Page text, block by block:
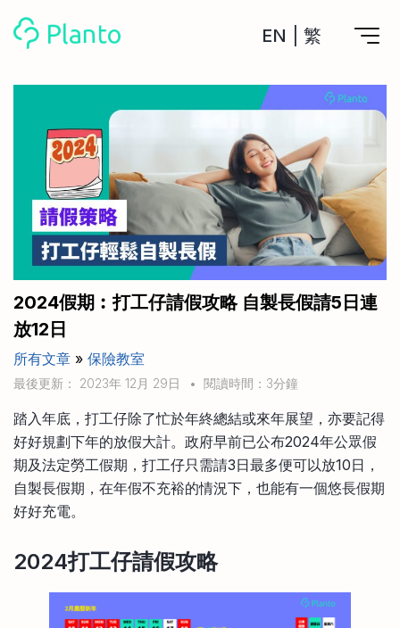
EN 繁
計劃買樓
計劃買樓第一步
全功能記賬
管理及分析所有戶口
管理MPF戶口
一次過管理所有強積金戶口
申請清卡數/私人貸款
CreFIT x Planto推廣優惠
私人貸款
年利率/APR/年息比較
投資戶口 (美股)
比較最抵美股投資戶口
投資戶口 (港股)
比較最抵港股投資戶口
月供股票計劃
比較最抵月供計劃戶口
比較定存利率
信用卡
比較各種最優惠信用卡
關於我們
Academy
Marketplace
其他網站
手機App與理財資訊
商業解決方案
2024假期︰打工仔請假攻略 自製長假請5日連
放12日
所有文章 » 保險教室
最後更新： 2023年 12月 29日 • 閱讀時間：3分鐘
踏入年底，打工仔除了忙於年終總結或來年展望，亦要記得
好好規劃下年的放假大計。政府早前已公布2024年公眾假
期及法定勞工假期，打工仔只需請3日最多便可以放10日，
自製長假期，在年假不充裕的情況下，也能有一個悠長假期
好好充電。
2024打工仔請假攻略